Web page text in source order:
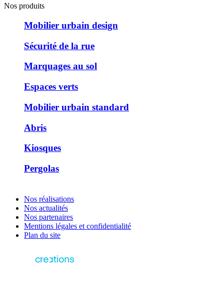
Nos produits
Mobilier urbain design
Sécurité de la rue
Marquages au sol
Espaces verts
Mobilier urbain standard
Abris
Kiosques
Pergolas
Nos réalisations
Nos actualités
Nos partenaires
Mentions légales et confidentialité
Plan du site